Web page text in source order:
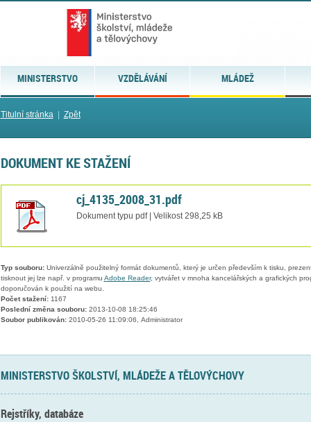
MINISTERSTVO VZDĚLÁVÁNÍ MLÁDEŽ
Titulní stránka| Zpět
DOKUMENT KE STAŽENÍ
cj_4135_2008_31.pdf
Dokument typu pdf | Velikost 298,25 kB
Typ souboru:Univerzálně použitelný formát dokumentů, který je určen především k tisku,
tisknout jej lze např. v programu Adobe Reader, vytvářet v mnoha kancelářských a grafických
doporučován k použití na webu.
Počet stažení:1167
Poslední změna souboru:2013-10-08 18:25:46
Soubor publikován:2010-05-26 11:09:06, Administrator
MINISTERSTVO ŠKOLSTVÍ, MLÁDEŽE A TĚLOVÝCHOVY
Rejstříky, databáze